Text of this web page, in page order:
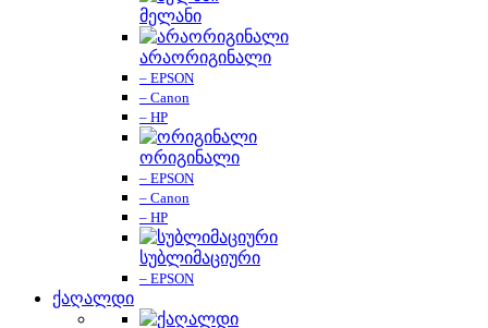
მელანი
არაორიგინალი
– EPSON
– Canon
– HP
ორიგინალი
– EPSON
– Canon
– HP
სუბლიმაციური
– EPSON
ქაღალდი